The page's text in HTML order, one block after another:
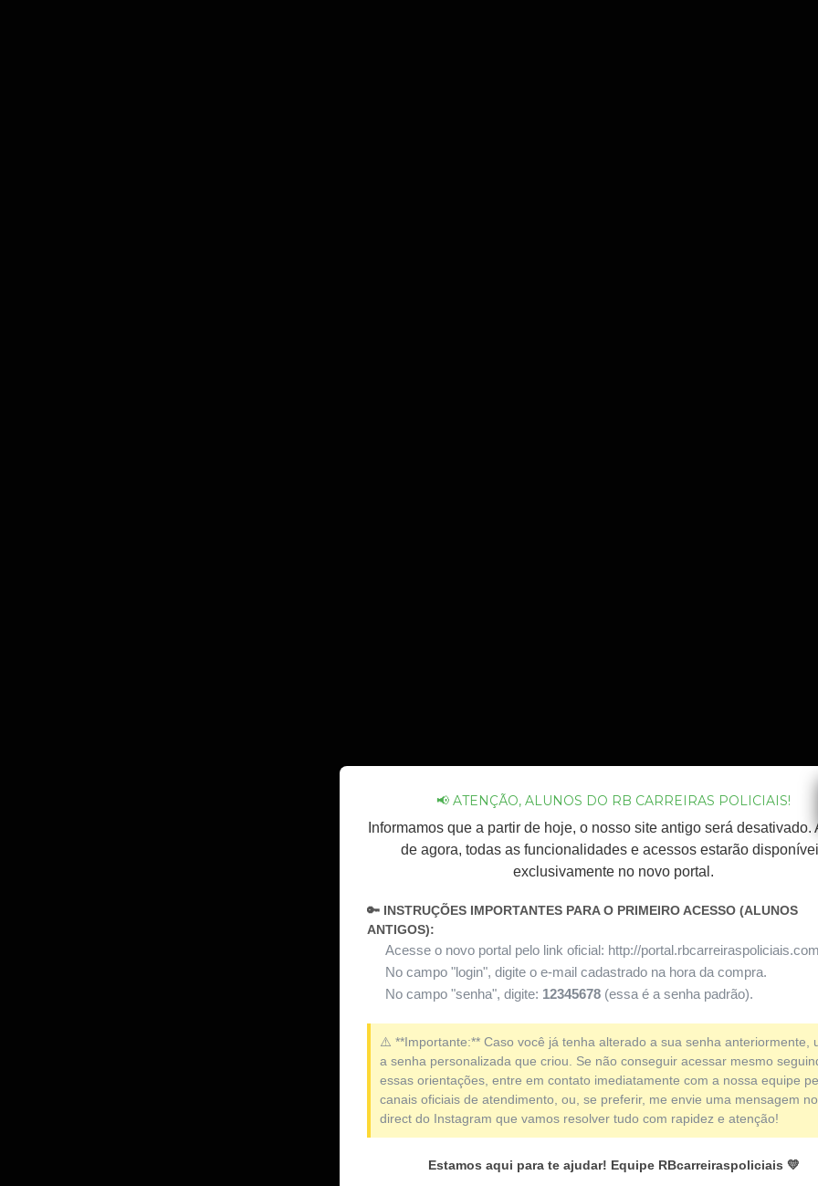
📢 ATENÇÃO, ALUNOS DO RB CARREIRAS POLICIAIS!
Informamos que a partir de hoje, o nosso site antigo será desativado.
de agora, todas as funcionalidades e acessos estarão
exclusivamente no novo portal.
🔑 INSTRUÇÕES IMPORTANTES PARA O PRIMEIRO ACESSO (ALUNOS
ANTIGOS):
Acesse o novo portal pelo link oficial: http://
No campo "login", digite o e-mail cadastrado na hora da compra.
No campo "senha", digite: 12345678 (essa é a senha padrão).
⚠️ **Importante:** Caso você já tenha alterado a sua senha anteriormente,
a senha personalizada que criou. Se não conseguir acessar mesmo
essas orientações, entre em contato imediatamente com a nossa equipe
canais oficiais de atendimento, ou, se preferir, me envie uma mensagem no
direct do Instagram que vamos resolver tudo com rapidez e atenção!
Estamos aqui para te ajudar! Equipe RBcarreiraspoliciais 💛